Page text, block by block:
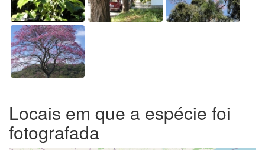
Locais em que a espécie foi
fotografada